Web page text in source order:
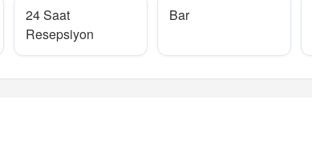
24 Saat
Resepsiyon
Bar